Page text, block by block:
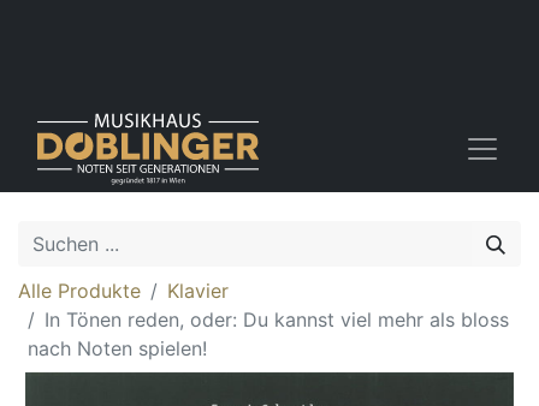
Alle Produkte
Klavier
In Tönen reden, oder: Du kannst viel mehr als bloss
nach Noten spielen!